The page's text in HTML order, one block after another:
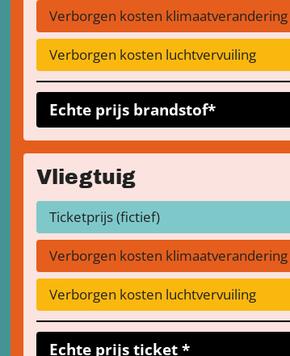
Verborgen kosten klimaatverandering
Verborgen kosten luchtvervuiling
Echte prijs brandstof*
Vliegtuig
Ticketprijs (fictief)
Verborgen kosten klimaatverandering
Verborgen kosten luchtvervuiling
Echte prijs ticket *